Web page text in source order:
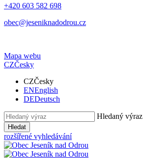
+420 603 582 698
obec@jeseniknadodrou.cz
Mapa webu
CZČesky
CZČesky
ENEnglish
DEDeutsch
Hledaný výraz
Hledat
rozšířené vyhledávání